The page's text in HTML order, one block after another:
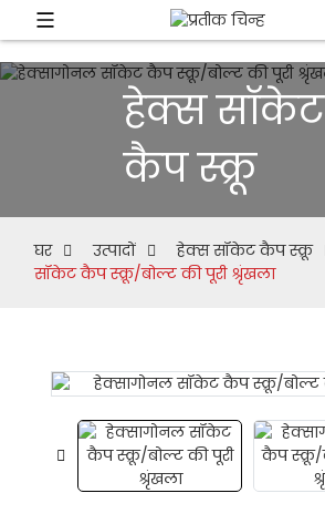
हेक्स सॉकेट
कैप स्क्रू
घर उत्पादों हेक्स सॉकेट कैप स्क्रू
सॉकेट कैप स्क्रू/बोल्ट की पूरी श्रृंखला